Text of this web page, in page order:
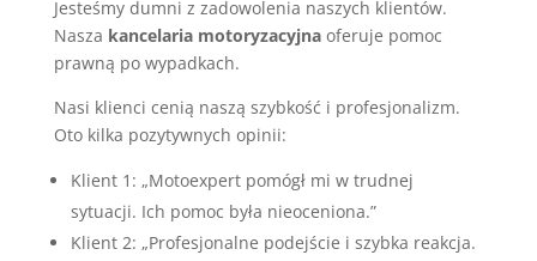
Jesteśmy dumni z zadowolenia naszych klientów.
Nasza kancelaria motoryzacyjnaoferuje pomoc
prawną po wypadkach.
Nasi klienci cenią naszą szybkość i profesjonalizm.
Oto kilka pozytywnych opinii:
Klient 1: „Motoexpert pomógł mi w trudnej
sytuacji. Ich pomoc była nieoceniona.”
Klient 2: „Profesjonalne podejście i szybka reakcja.